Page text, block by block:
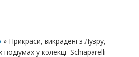
» Прикраси, викрадені з Лувру,
подіумах у колекції Schiaparelli